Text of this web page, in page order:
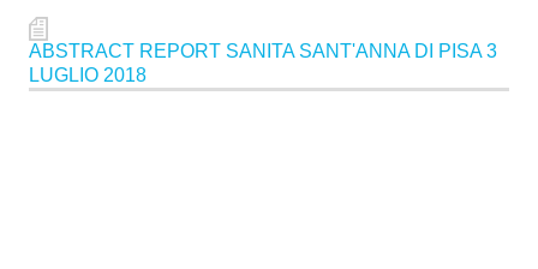
ABSTRACT REPORT SANITA SANT'ANNA DI PISA 3
LUGLIO 2018